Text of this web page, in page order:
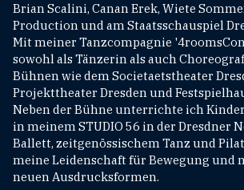
Brian Scalini, Canan Erek, Wiete
Production und am Staatsschauspiel
Mit meiner Tanzcompagnie
sowohl als Tänzerin als auch
Bühnen wie dem Societaetstheater
Projekttheater Dresden und
Neben der Bühne unterrichte ich
in meinem STUDIO 56 in der Dresdner
Ballett, zeitgenössischem Tanz und
meine Leidenschaft für Bewegung und
neuen Ausdrucksformen.